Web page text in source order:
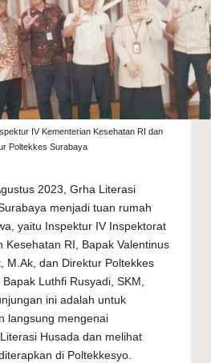
IV Kementerian Kesehatan RI dan
Poltekkes Surabaya
2023, Grha Literasi
menjadi tuan rumah
yaitu Inspektur IV Inspektorat
Kesehatan RI, Bapak Valentinus
M.Ak, dan Direktur Poltekkes
Luthfi Rusyadi, SKM,
ini adalah untuk
langsung mengenai
Husada dan melihat
di Poltekkesyo.